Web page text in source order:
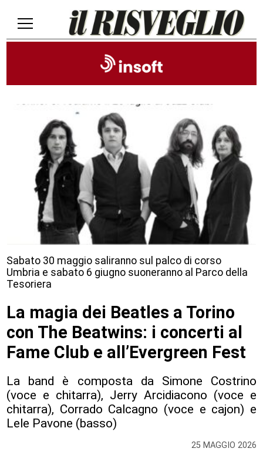
25 MAGGIO 2026
Sabato 30 maggio saliranno sul palco di corso
Umbria e sabato 6 giugno suoneranno al Parco della
Tesoriera
La magia dei Beatles a Torino
con The Beatwins: i concerti al
Fame Club e all’Evergreen Fest
La band è composta da Simone Costrino
(voce e chitarra), Jerry Arcidiacono (voce e
chitarra), Corrado Calcagno (voce e cajon) e
Lele Pavone (basso)